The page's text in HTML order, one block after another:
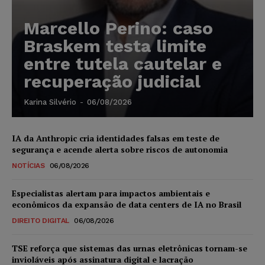
Marcello Perino: caso
Braskem testa limite
entre tutela cautelar e
recuperação judicial
Karina Silvério - 06/08/2026
IA da Anthropic cria identidades falsas em teste de
segurança e acende alerta sobre riscos de autonomia
NOTÍCIAS 06/08/2026
Especialistas alertam para impactos ambientais e
econômicos da expansão de data centers de IA no Brasil
DIREITO DIGITAL 06/08/2026
TSE reforça que sistemas das urnas eletrônicas tornam-se
invioláveis após assinatura digital e lacração